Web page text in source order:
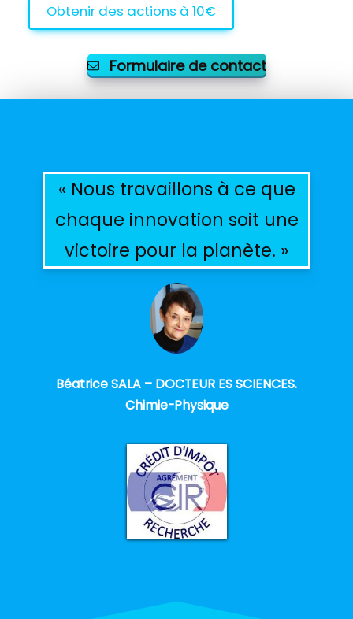
Obtenir des actions à 10€
Formulaire de contact
« Nous travaillons à ce que
chaque innovation soit une
victoire pour la planète. »
Béatrice SALA – DOCTEUR ES SCIENCES.
Chimie-Physique